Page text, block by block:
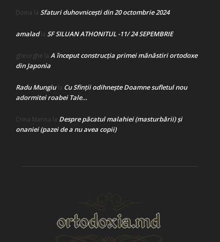
Doina la Sfaturi duhovnicești din 20 octombrie 2024
amaladla SF SILUAN ATHONITUL -11/ 24 SEPEMBRIE
gheorghe la A început construcţia primei mănăstiri ortodoxe
din Japonia
Radu Mungiula Cu Sfinții odihnește Doamne sufletul nou
adormitei roabei Tale…
Crina Marina la Despre păcatul malahiei (masturbării) şi
onaniei (pazei de a nu avea copii)